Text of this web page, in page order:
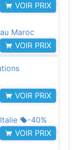
VOIR PRIX
Maroc
VOIR PRIX
VOIR PRIX
-40%
VOIR PRIX